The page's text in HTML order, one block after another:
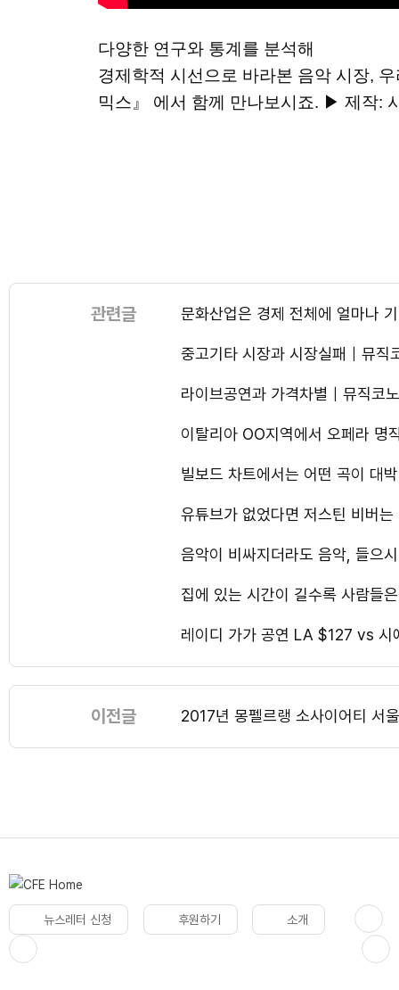
다양한 연구와 통계를 분석해
경제학적 시선으로 바라본 음악 시장,
믹스』 에서 함께 만나보시죠. ▶ 제작:
관련글 문화산업은 경제 전체에 얼마나
중고기타 시장과 시장실패｜뮤직
라이브공연과 가격차별｜뮤직코
이탈리아 OO지역에서 오페라 명
빌보드 차트에서는 어떤 곡이 대
유튜브가 없었다면 저스틴 비버
음악이 비싸지더라도 음악, 들으
집에 있는 시간이 길수록 사람들
레이디 가가 공연 LA $127 vs 시
이전글 2017년 몽펠르랭 소사이어티 서
뉴스레터 신청 후원하기 소개